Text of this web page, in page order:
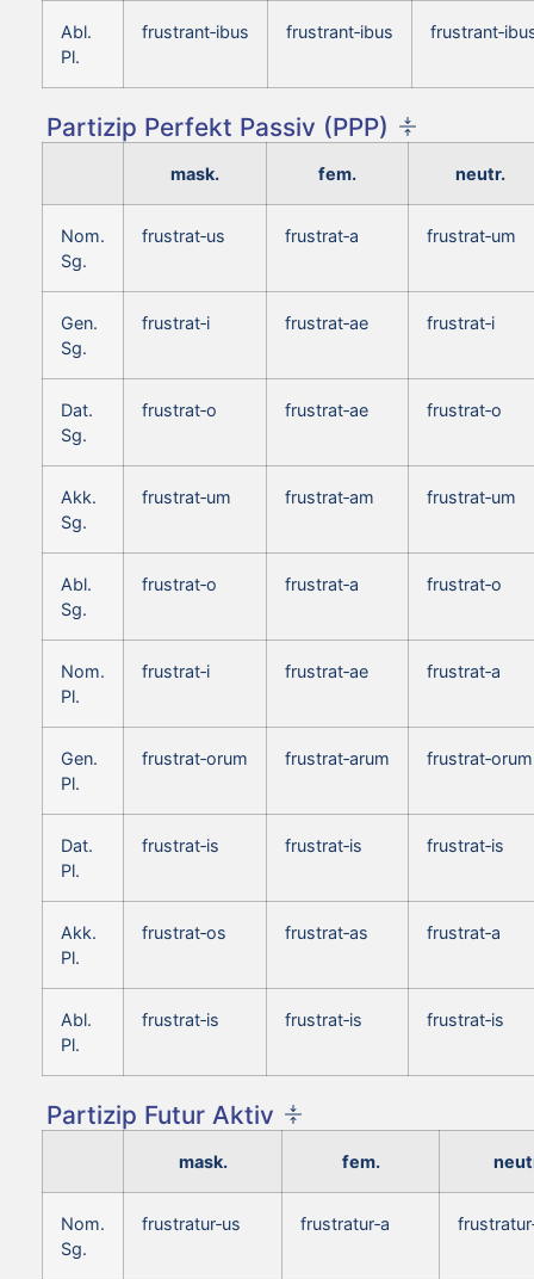
Abl.
Pl.
frustrant‑ibus frustrant‑ibus
Partizip Perfekt Passiv (PPP)
mask. fem. neutr.
Nom.
Sg.
frustrat‑us frustrat‑a frustrat‑um
Gen.
Sg.
frustrat‑i frustrat‑ae frustrat‑i
Dat.
Sg.
frustrat‑o frustrat‑ae frustrat‑o
Akk.
Sg.
frustrat‑um frustrat‑am frustrat‑um
Abl.
Sg.
frustrat‑o frustrat‑a frustrat‑o
Nom.
Pl.
frustrat‑i frustrat‑ae frustrat‑a
Gen.
Pl.
frustrat‑orum frustrat‑arum frustrat‑orum
Dat.
Pl.
frustrat‑is frustrat‑is frustrat‑is
Akk.
Pl.
frustrat‑os frustrat‑as frustrat‑a
Abl.
Pl.
frustrat‑is frustrat‑is frustrat‑is
Partizip Futur Aktiv
mask. fem.
Nom.
Sg.
frustratur‑us frustratur‑a